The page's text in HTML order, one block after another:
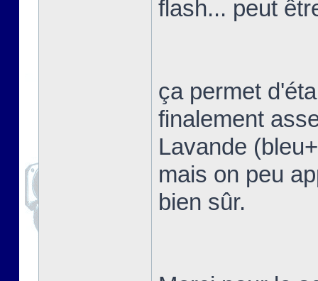
flash... peut
ça permet
finalement
Lavande
mais on peu
bien sûr.